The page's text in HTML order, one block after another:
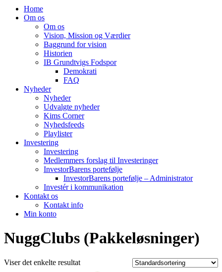
Home
Om os
Om os
Vision, Mission og Værdier
Baggrund for vision
Historien
IB Grundtvigs Fodspor
Demokrati
FAQ
Nyheder
Nyheder
Udvalgte nyheder
Kims Corner
Nyhedsfeeds
Playlister
Investering
Investering
Medlemmers forslag til Investeringer
InvestorBarens portefølje
InvestorBarens portefølje – Administrator
Investér i kommunikation
Kontakt os
Kontakt info
Min konto
NuggClubs (Pakkeløsninger)
Viser det enkelte resultat